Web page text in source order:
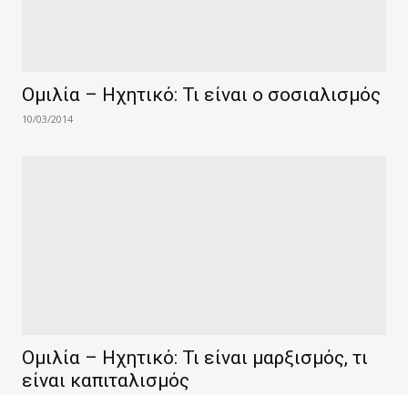
Ομιλία – Ηχητικό: Τι είναι ο σοσιαλισμός
10/03/2014
Ομιλία – Ηχητικό: Τι είναι μαρξισμός, τι
είναι καπιταλισμός